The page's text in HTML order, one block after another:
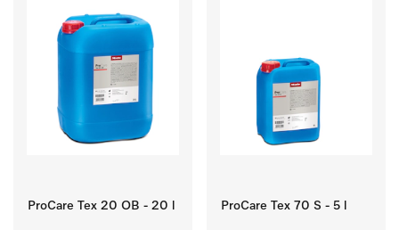
ProCare Tex 20 OB - 20 l ProCare Tex 70 S - 5 l